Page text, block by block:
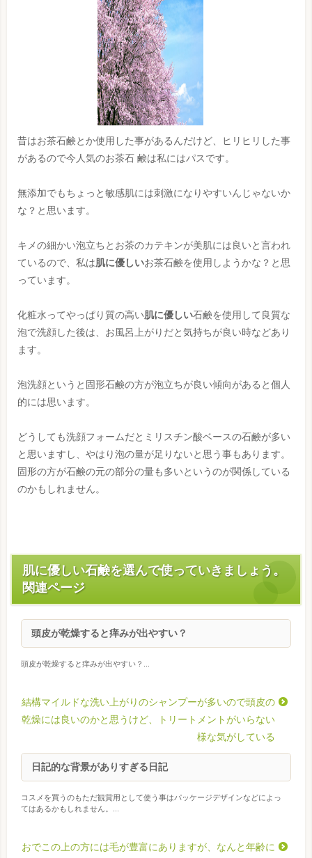
昔はお茶石鹸とか使用した事があるんだけど、ヒリヒリした事
があるので今人気のお茶石 鹸は私にはパスです。
無添加でもちょっと敏感肌には刺激になりやすいんじゃないか
な？と思います。
キメの細かい泡立ちとお茶のカテキンが美肌には良いと言われ
ているので、私は肌に優しいお茶石鹸を使用しようかな？と思
っています。
化粧水ってやっぱり質の高い肌に優しい石鹸を使用して良質な
泡で洗顔した後は、お風呂上がりだと気持ちが良い時などあり
ます。
泡洗顔というと固形石鹸の方が泡立ちが良い傾向があると個人
的には思います。
どうしても洗顔フォームだとミリスチン酸ベースの石鹸が多い
と思いますし、やはり泡の量が足りないと思う事もあります。
固形の方が石鹸の元の部分の量も多いというのが関係している
のかもしれません。
肌に優しい石鹸を選んで使っていきましょう。
関連ページ
頭皮が乾燥すると痒みが出やすい？
頭皮が乾燥すると痒みが出やすい？...
結構マイルドな洗い上がりのシャンプーが多いので頭皮の
乾燥には良いのかと思うけど、トリートメントがいらない
様な気がしている
日記的な背景がありすぎる日記
コスメを買うのもただ観賞用として使う事はパッケージデザインなどによっ
てはあるかもしれません。...
おでこの上の方には毛が豊富にありますが、なんと年齢に